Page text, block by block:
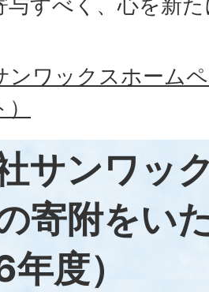
与すべく、心を新
ンワックスホーム
サンワッ
寄附をい
年度）